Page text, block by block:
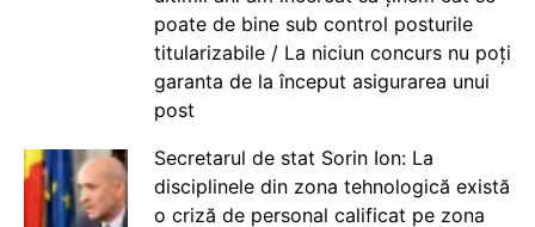
poate de bine sub control posturile
titularizabile / La niciun concurs nu poți
garanta de la început asigurarea unui
post
Secretarul de stat Sorin Ion: La
disciplinele din zona tehnologică există
o criză de personal calificat pe zona